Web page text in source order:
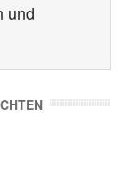
und